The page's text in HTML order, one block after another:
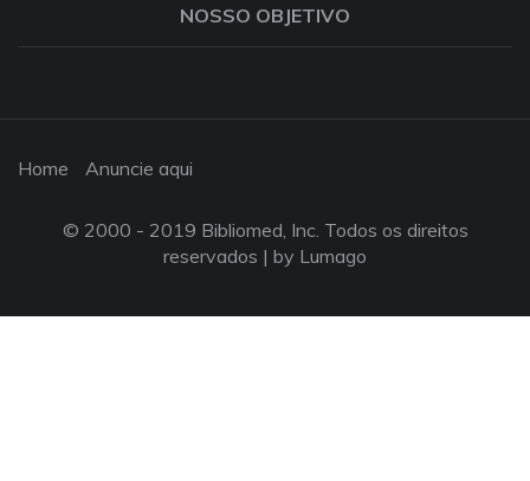
NOSSO OBJETIVO
Home Anuncie aqui
© 2000 - 2019 Bibliomed, Inc. Todos os direitos
reservados | by Lumago